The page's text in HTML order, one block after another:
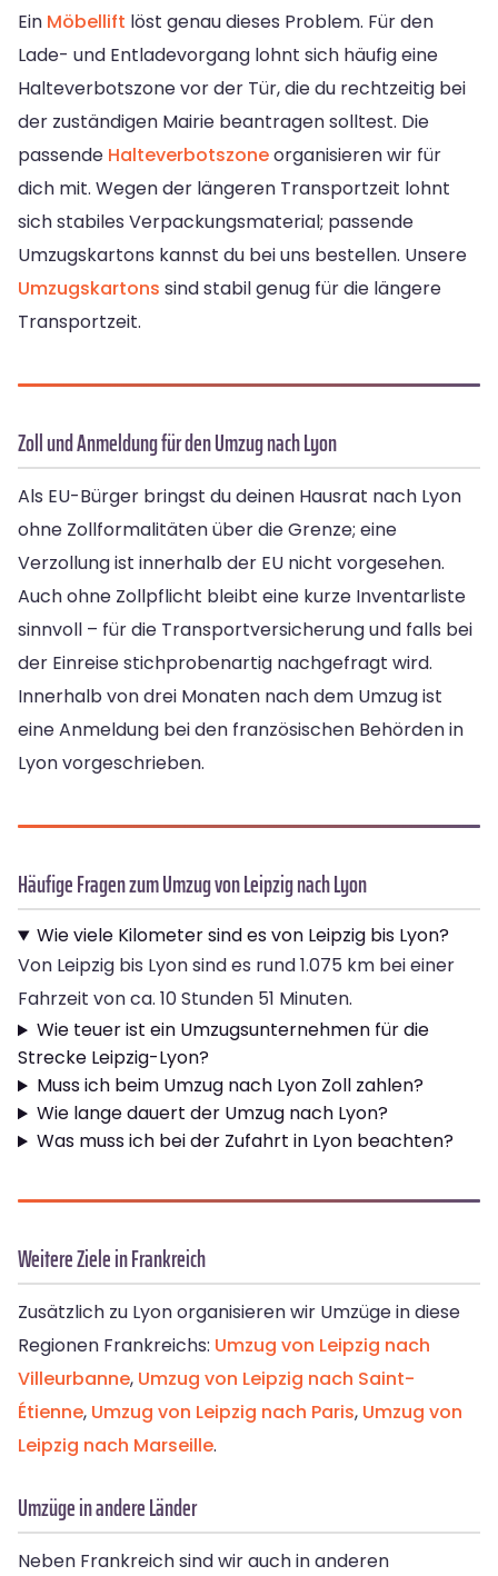
Ein Möbellift löst genau dieses Problem. Für den
Lade- und Entladevorgang lohnt sich häufig eine
Halteverbotszone vor der Tür, die du rechtzeitig bei
der zuständigen Mairie beantragen solltest. Die
passende Halteverbotszoneorganisieren wir für
dich mit. Wegen der längeren Transportzeit lohnt
sich stabiles Verpackungsmaterial; passende
Umzugskartons kannst du bei uns bestellen. Unsere
Umzugskartons sind stabil genug für die längere
Transportzeit.
Zoll und Anmeldung für den Umzug nach Lyon
Als EU-Bürger bringst du deinen Hausrat nach Lyon
ohne Zollformalitäten über die Grenze; eine
Verzollung ist innerhalb der EU nicht vorgesehen.
Auch ohne Zollpflicht bleibt eine kurze Inventarliste
sinnvoll – für die Transportversicherung und falls bei
der Einreise stichprobenartig nachgefragt wird.
Innerhalb von drei Monaten nach dem Umzug ist
eine Anmeldung bei den französischen Behörden in
Lyon vorgeschrieben.
Häufige Fragen zum Umzug von Leipzig nach Lyon
Wie viele Kilometer sind es von Leipzig bis Lyon?
Von Leipzig bis Lyon sind es rund 1.075 km bei einer
Fahrzeit von ca. 10 Stunden 51 Minuten.
Wie teuer ist ein Umzugsunternehmen für die
Strecke Leipzig-Lyon?
Muss ich beim Umzug nach Lyon Zoll zahlen?
Wie lange dauert der Umzug nach Lyon?
Was muss ich bei der Zufahrt in Lyon beachten?
Weitere Ziele in Frankreich
Zusätzlich zu Lyon organisieren wir Umzüge in diese
Regionen Frankreichs: Umzug von Leipzig nach
Villeurbanne, Umzug von Leipzig nach Saint-
Étienne, Umzug von Leipzig nach Paris, Umzug von
Leipzig nach Marseille.
Umzüge in andere Länder
Neben Frankreich sind wir auch in anderen